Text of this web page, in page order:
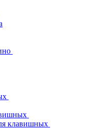
клавишных